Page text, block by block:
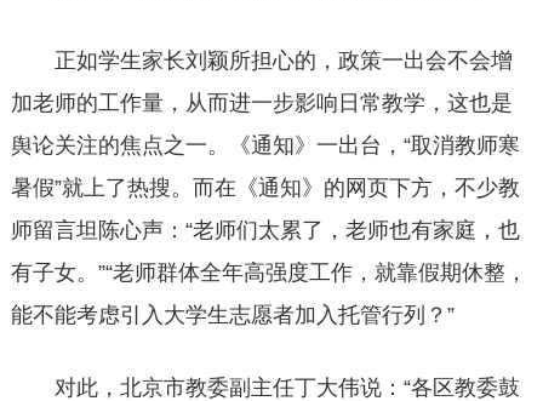
正如学生家长刘颖所担心的，政策一出会不会增
加老师的工作量，从而进一步影响日常教学，这也是
舆论关注的焦点之一。《通知》一出台，“取消教师寒
暑假”就上了热搜。而在《通知》的网页下方，不少教
师留言坦陈心声：“老师们太累了，老师也有家庭，也
有子女。”“老师群体全年高强度工作，就靠假期休整，
能不能考虑引入大学生志愿者加入托管行列？”
对此，北京市教委副主任丁大伟说：“各区教委鼓